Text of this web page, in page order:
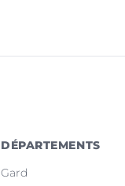
DÉPARTEMENTS
Gard